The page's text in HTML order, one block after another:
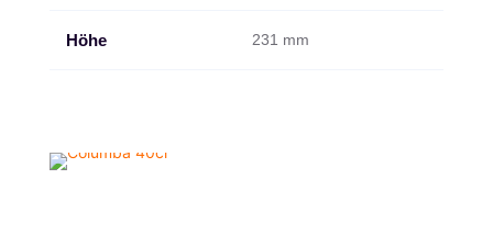
Höhe 231 mm